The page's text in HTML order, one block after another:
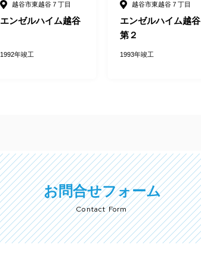
越谷市東越谷７丁目
エンゼルハイム越谷
1992年竣工
越谷市東越谷７丁目
エンゼルハイム越谷
第２
1993年竣工
お問合せフォーム
Contact Form